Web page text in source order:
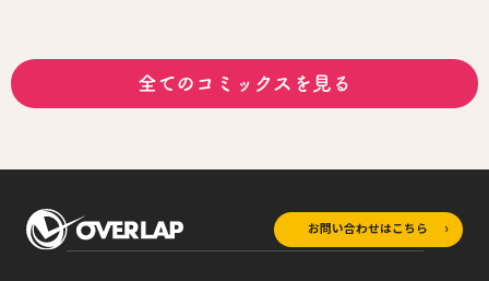
全てのコミックスを見る
お問い合わせはこちら